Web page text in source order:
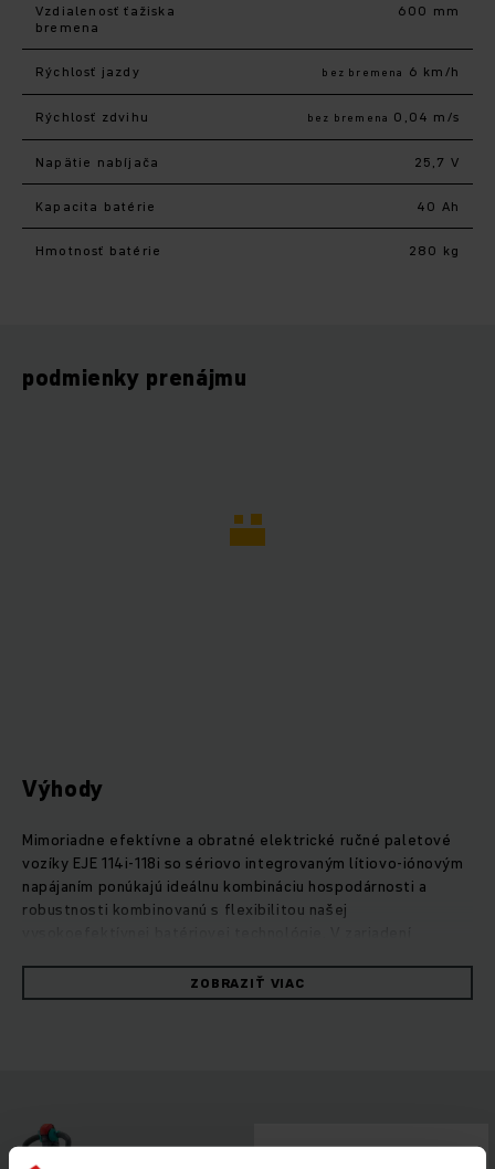
Vzdialenosť ťažiska
bremena
600 mm
Rýchlosť jazdy bez bremena 6 km/h
Rýchlosť zdvihu bez bremena 0,04 m/s
Napätie nabíjača 25,7 V
Kapacita batérie 40 Ah
Hmotnosť batérie 280 kg
podmienky prenájmu
Výhody
Mimoriadne efektívne a obratné elektrické ručné paletové
vozíky EJE 114i-118i so sériovo integrovaným lítiovo-iónovým
napájaním ponúkajú ideálnu kombináciu hospodárnosti a
robustnosti kombinovanú s flexibilitou našej
kompaktnejší dizajn a z lítiovo-iónových paletových vozíkov
robí ešte pohyblivejšie a ľahšie zariadenia. Preto sa ideálne
v ktorejkoľvek 230 V zásuvke ponúka lítiovo-iónová
technológia množstvo výhod: bezúdržbovosť, dlhú životnosť
ZOBRAZIŤ VIAC